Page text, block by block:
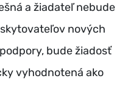
a žiadateľ nebude
nových
bude žiadosť
vyhodnotená ako